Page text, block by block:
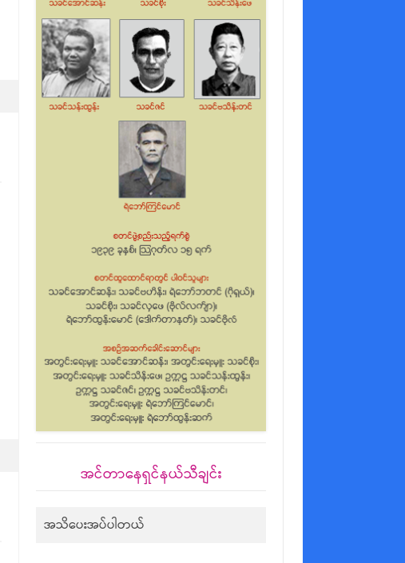
အင်တာနေရှင်နယ်သီချင်း
အသိပေးအပ်ပါတယ်